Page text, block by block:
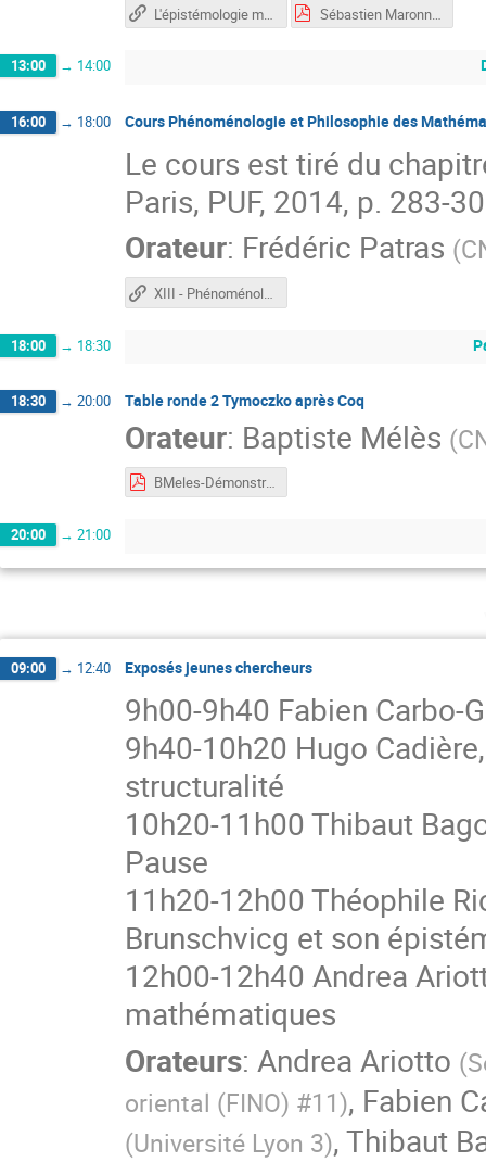
L'épistémologie mathématique de Gaston Bachelard (Etudes bachelardiennes, 1/2, 2022) Sébastien Maronne, Saint-Ferreol_27juin.pdf
13:00 → 14:00
16:00 → 18:00 Cours Phénoménologie et Philosophie des
Le cours est tiré du
Paris, PUF, 2014, p. 283-
Orateur: Frédéric Patras (
XIII - Phénoménologie des nombres
18:00 → 18:30
18:30 → 20:00 Table ronde 2 Tymoczko après Coq
Orateur: Baptiste Mélès (
BMeles-Démonstrations_par_ordinateur.pdf
20:00 → 21:00
09:00 → 12:40 Exposés jeunes chercheurs
9h00-9h40 Fabien Carbo-
9h40-10h20 Hugo
structuralité
10h20-11h00 Thibaut
Pause
11h20-12h00 Théophile
Brunschvicg et son
12h00-12h40 Andrea
mathématiques
Orateurs: Andrea Ariotto (
oriental (FINO) #11), Fabien
(Université Lyon 3),Thibaut